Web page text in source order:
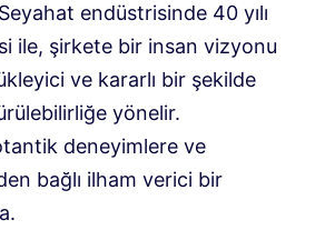
endüstrisinde 40 yılı
ile, şirkete bir insan vizyonu
ve kararlı bir şekilde
yönelir.
deneyimlere ve
bağlı ilham verici bir